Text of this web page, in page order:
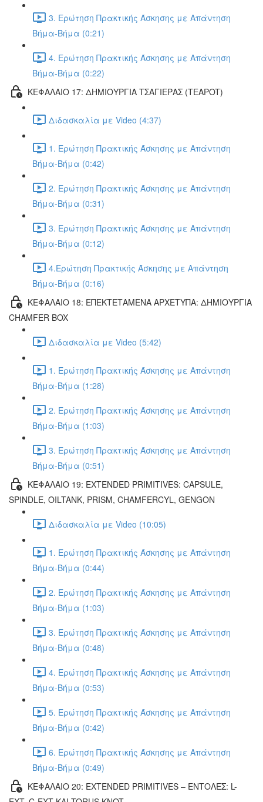
3. Ερώτηση Πρακτικής Άσκησης με Απάντηση
Βήμα-Βήμα (0:21)
4. Ερώτηση Πρακτικής Άσκησης με Απάντηση
Βήμα-Βήμα (0:22)
ΚΕΦΑΛΑΙΟ 17: ΔΗΜΙΟΥΡΓΙΑ ΤΣΑΓΙΕΡΑΣ (TEAPOT)
Διδασκαλία με Video (4:37)
1. Ερώτηση Πρακτικής Άσκησης με Απάντηση
Βήμα-Βήμα (0:42)
2. Ερώτηση Πρακτικής Άσκησης με Απάντηση
Βήμα-Βήμα (0:31)
3. Ερώτηση Πρακτικής Άσκησης με Απάντηση
Βήμα-Βήμα (0:12)
4.Ερώτηση Πρακτικής Άσκησης με Απάντηση
Βήμα-Βήμα (0:16)
ΚΕΦΑΛΑΙΟ 18: ΕΠΕΚΤΕΤΑΜΕΝΑ ΑΡΧΕΤΥΠΑ: ΔΗΜΙΟΥΡΓΙΑ
CHAMFER BOX
Διδασκαλία με Video (5:42)
1. Ερώτηση Πρακτικής Άσκησης με Απάντηση
Βήμα-Βήμα (1:28)
2. Ερώτηση Πρακτικής Άσκησης με Απάντηση
Βήμα-Βήμα (1:03)
3. Ερώτηση Πρακτικής Άσκησης με Απάντηση
Βήμα-Βήμα (0:51)
ΚΕΦΑΛΑΙΟ 19: EXTENDED PRIMITIVES: CAPSULE,
SPINDLE, OILTANK, PRISM, CHAMFERCYL, GENGON
Διδασκαλία με Video (10:05)
1. Ερώτηση Πρακτικής Άσκησης με Απάντηση
Βήμα-Βήμα (0:44)
2. Ερώτηση Πρακτικής Άσκησης με Απάντηση
Βήμα-Βήμα (1:03)
3. Ερώτηση Πρακτικής Άσκησης με Απάντηση
Βήμα-Βήμα (0:48)
4. Ερώτηση Πρακτικής Άσκησης με Απάντηση
Βήμα-Βήμα (0:53)
5. Ερώτηση Πρακτικής Άσκησης με Απάντηση
Βήμα-Βήμα (0:42)
6. Ερώτηση Πρακτικής Άσκησης με Απάντηση
Βήμα-Βήμα (0:49)
ΚΕΦΑΛΑΙΟ 20: EXTENDED PRIMITIVES – ΕΝΤΟΛΕΣ: L-